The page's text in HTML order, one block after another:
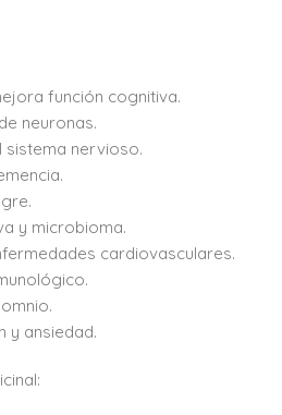
función cognitiva.
neuronas.
sistema nervioso.
y microbioma.
cardiovasculares.
y ansiedad.